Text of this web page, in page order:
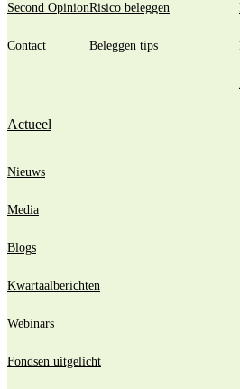
Second Opinion
Contact
Risico beleggen
Beleggen tips
Actueel
Nieuws
Media
Blogs
Kwartaalberichten
Webinars
Fondsen uitgelicht